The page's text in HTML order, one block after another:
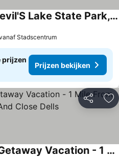
Log Cabin Lodge By Devil'S Lake State Park, Downhill Skiing, Cascade Mtn, Dells
Stadscentrum
prijzen
Prijzen bekijken
Delen
Brand New Cabin For Getaway Vacation - 1 Mile From Devils Lake And Close Dells